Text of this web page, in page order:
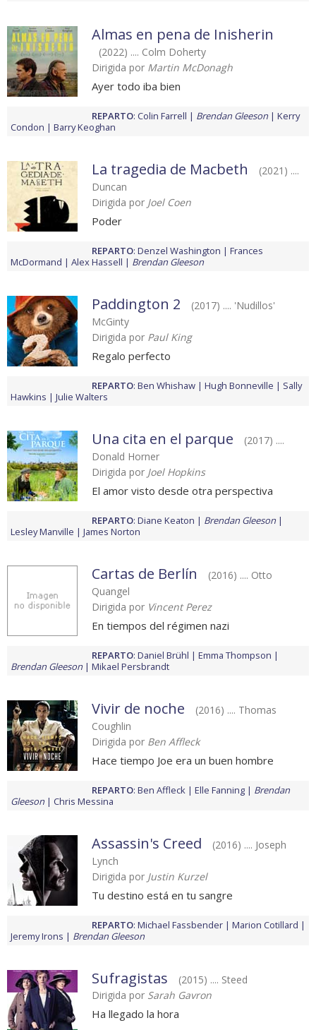
Almas en pena de Inisherin
(2022) .... Colm Doherty
Dirigida por Martin McDonagh
Ayer todo iba bien
REPARTO: Colin Farrell Brendan Gleeson
Kerry
Condon
Barry Keoghan
La tragedia de Macbeth
(2021) ....
Duncan
Dirigida por Joel Coen
Poder
REPARTO: Denzel Washington
Frances
McDormand
Alex Hassell Brendan Gleeson
Paddington 2
(2017) .... 'Nudillos'
McGinty
Dirigida por Paul King
Regalo perfecto
REPARTO: Ben Whishaw Hugh Bonneville
Sally
Hawkins
Julie Walters
Una cita en el parque
(2017) ....
Donald Horner
Dirigida por Joel Hopkins
El amor visto desde otra perspectiva
REPARTO: Diane Keaton
Brendan Gleeson
Lesley Manville
James Norton
Cartas de Berlín
(2016) .... Otto
Quangel
Dirigida por Vincent Perez
En tiempos del régimen nazi
REPARTO: Daniel Brühl
Emma Thompson
Brendan Gleeson
Mikael Persbrandt
Vivir de noche
(2016) .... Thomas
Coughlin
Dirigida por Ben Affleck
Hace tiempo Joe era un buen hombre
REPARTO: Ben Affleck Elle Fanning
Brendan
Gleeson
Chris Messina
Assassin's Creed
(2016) .... Joseph
Lynch
Dirigida por Justin Kurzel
Tu destino está en tu sangre
REPARTO: Michael Fassbender
Marion Cotillard
Jeremy Irons
Brendan Gleeson
Sufragistas
(2015) .... Steed
Dirigida por Sarah Gavron
Ha llegado la hora